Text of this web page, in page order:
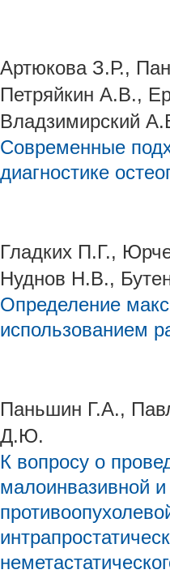
Артюкова З.Р.,
Петряйкин А.В.,
Владзимирский
Современные
диагностике
Гладких П.Г.,
Нуднов Н.В.,
Определение
использованием
Паньшин Г.А.,
Д.Ю.
К вопросу о
малоинвазивной